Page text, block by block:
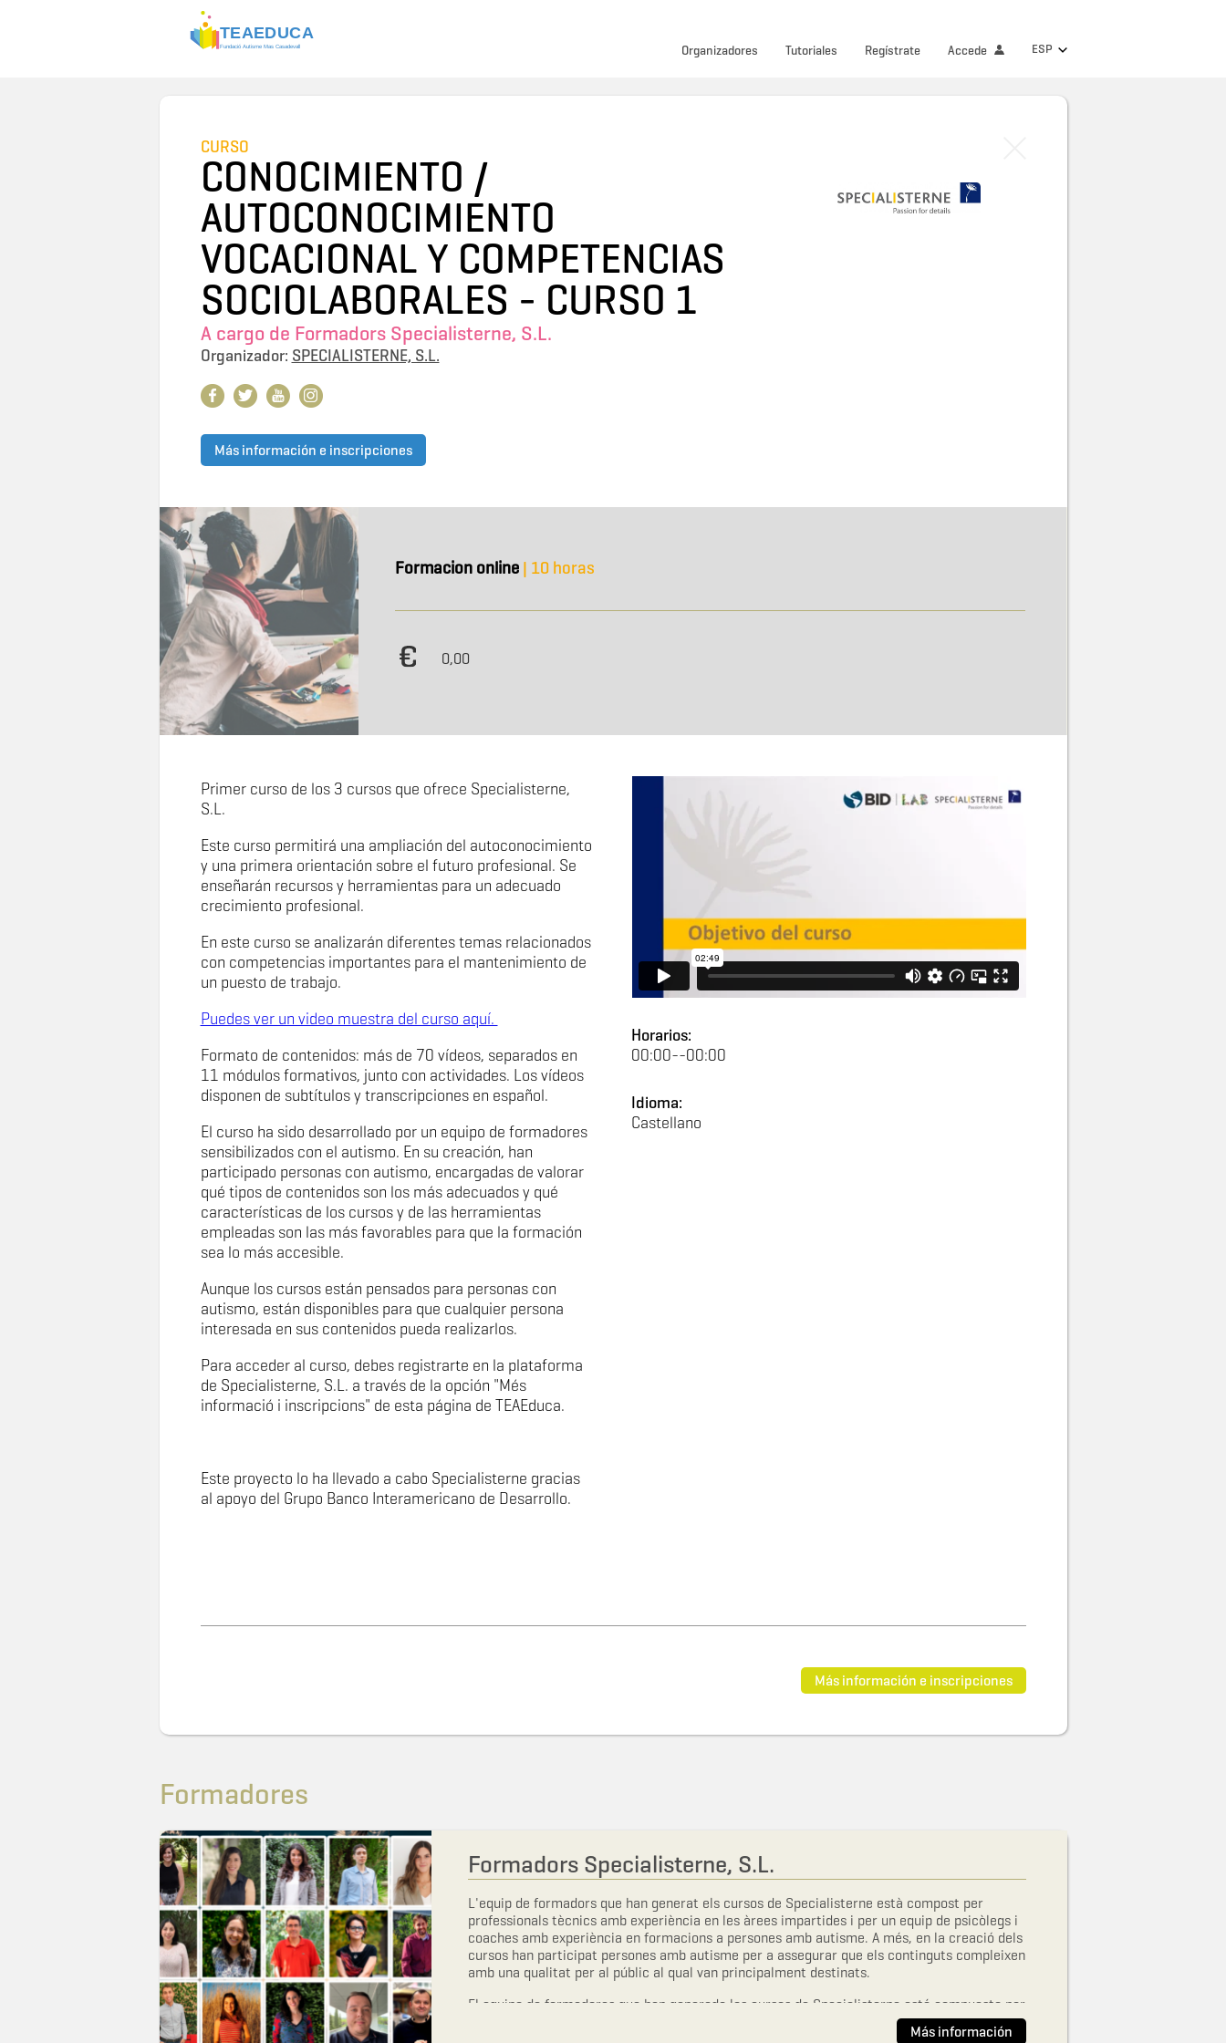
ESP
Organizadores Tutoriales Regístrate Accede
CURSO
CONOCIMIENTO /
AUTOCONOCIMIENTO
VOCACIONAL Y COMPETENCIAS
SOCIOLABORALES - CURSO 1
A cargo de Formadors Specialisterne, S.L.
Organizador: SPECIALISTERNE, S.L.
Más información e inscripciones
Formacion online | 10 horas
0,00
Primer curso de los 3 cursos que ofrece Specialisterne,
S.L.
Este curso permitirá una ampliación del autoconocimiento
y una primera orientación sobre el futuro profesional. Se
enseñarán recursos y herramientas para un adecuado
crecimiento profesional.
En este curso se analizarán diferentes temas relacionados
con competencias importantes para el mantenimiento de
un puesto de trabajo.
Puedes ver un video muestra del curso aquí.
Formato de contenidos: más de 70 vídeos, separados en
11 módulos formativos, junto con actividades. Los vídeos
disponen de subtítulos y transcripciones en español.
El curso ha sido desarrollado por un equipo de formadores
sensibilizados con el autismo. En su creación, han
participado personas con autismo, encargadas de valorar
qué tipos de contenidos son los más adecuados y qué
características de los cursos y de las herramientas
empleadas son las más favorables para que la formación
sea lo más accesible.
Aunque los cursos están pensados para personas con
autismo, están disponibles para que cualquier persona
interesada en sus contenidos pueda realizarlos.
Para acceder al curso, debes registrarte en la plataforma
de Specialisterne, S.L. a través de la opción "Més
informació i inscripcions" de esta página de TEAEduca.
Este proyecto lo ha llevado a cabo Specialisterne gracias
al apoyo del Grupo Banco Interamericano de Desarrollo.
Horarios:
00:00--00:00
Idioma:
Castellano
Más información e inscripciones
Formadores
Formadors Specialisterne, S.L.
L'equip de formadors que han generat els cursos de Specialisterne està compost per
professionals tècnics amb experiència en les àrees impartides i per un equip de psicòlegs i
coaches amb experiència en formacions a persones amb autisme. A més, en la creació dels
cursos han participat persones amb autisme per a assegurar que els continguts compleixen
amb una qualitat per al públic al qual van principalment destinats.
El equipo de formadores que han generado los cursos de Specialisterne está compuesto por
profesionales técnicos con experiencia en las áreas impartidas y por un equipo de
psicólogos y coaches con experiencia en formaciones a personas con autismo. Además, en
Más información